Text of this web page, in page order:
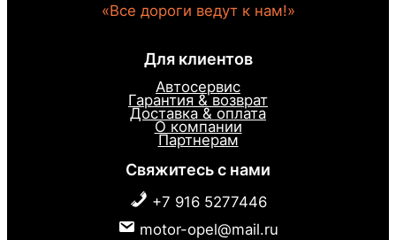
«Все дороги ведут к нам!»
Для клиентов
Автосервис
Гарантия & возврат
Доставка & оплата
О компании
Партнерам
Свяжитесь с нами
+7 916 5277446
motor-opel@mail.ru